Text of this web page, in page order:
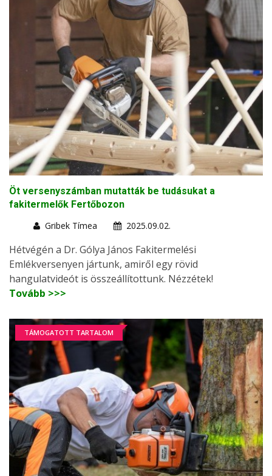
Öt versenyszámban mutatták be tudásukat a
fakitermelők Fertőbozon
Gribek Tímea
2025.09.02.
Hétvégén a Dr. Gólya János Fakitermelési
Emlékversenyen jártunk, amiről egy rövid
hangulatvideót is összeállítottunk. Nézzétek!
Tovább >>>
TÁMOGATOTT TARTALOM